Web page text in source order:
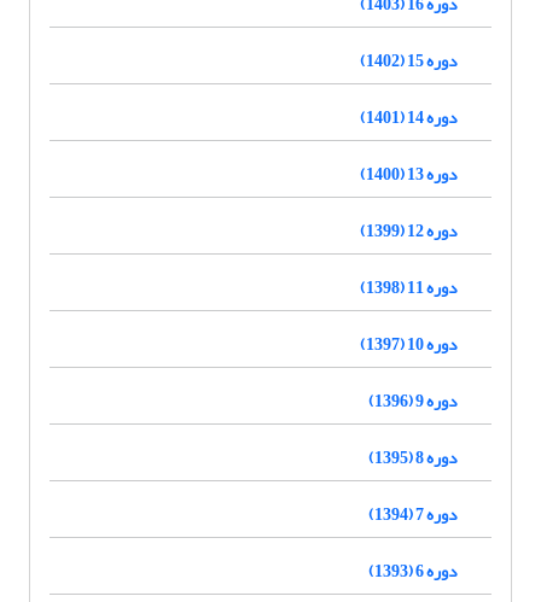
دوره 15 (1402)
دوره 14 (1401)
دوره 13 (1400)
دوره 12 (1399)
دوره 11 (1398)
دوره 10 (1397)
دوره 9 (1396)
دوره 8 (1395)
دوره 7 (1394)
دوره 6 (1393)